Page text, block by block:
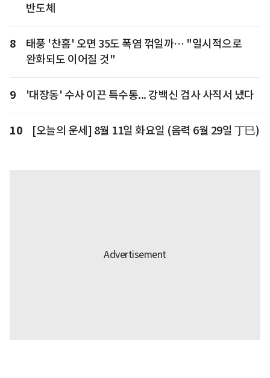
반도체
8
태풍 '찬홈' 오면 35도 폭염 꺾일까… "일시적으로
완화되도 이어질 것"
9 '대장동' 수사 이끈 특수통... 강백신 검사 사직서 냈다
10 [오늘의 운세] 8월 11일 화요일 (음력 6월 29일 丁巳)